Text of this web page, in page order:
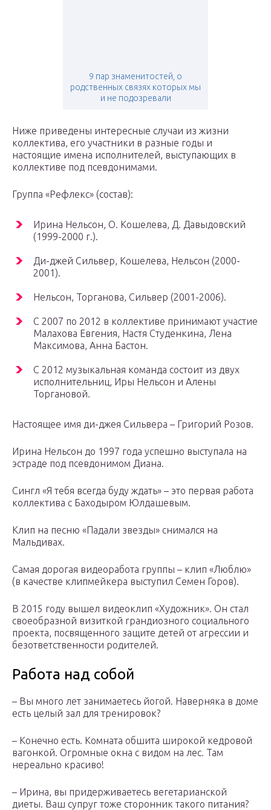
9 пар знаменитостей, о
родственных связях которых мы
и не подозревали
Ниже приведены интересные случаи из жизни
коллектива, его участники в разные годы и
настоящие имена исполнителей, выступающих в
коллективе под псевдонимами.
Группа «Рефлекс» (состав):
Ирина Нельсон, О. Кошелева, Д. Давыдовский
(1999-2000 г.).
Ди-джей Сильвер, Кошелева, Нельсон (2000-
2001).
Нельсон, Торганова, Сильвер (2001-2006).
С 2007 по 2012 в коллективе принимают участие
Малахова Евгения, Настя Студенкина, Лена
Максимова, Анна Бастон.
С 2012 музыкальная команда состоит из двух
исполнительниц, Иры Нельсон и Алены
Торгановой.
Настоящее имя ди-джея Сильвера – Григорий Розов.
Ирина Нельсон до 1997 года успешно выступала на
эстраде под псевдонимом Диана.
Сингл «Я тебя всегда буду ждать» – это первая работа
коллектива с Баходыром Юлдашевым.
Клип на песню «Падали звезды» снимался на
Мальдивах.
Самая дорогая видеоработа группы – клип «Люблю»
(в качестве клипмейкера выступил Семен Горов).
В 2015 году вышел видеоклип «Художник». Он стал
своеобразной визиткой грандиозного социального
проекта, посвященного защите детей от агрессии и
безответственности родителей.
Работа над собой
– Вы много лет занимаетесь йогой. Наверняка в доме
есть целый зал для тренировок?
– Конечно есть. Комната обшита широкой кедровой
вагонкой. Огромные окна с видом на лес. Там
нереально красиво!
– Ирина, вы придерживаетесь вегетарианской
диеты. Ваш супруг тоже сторонник такого питания?